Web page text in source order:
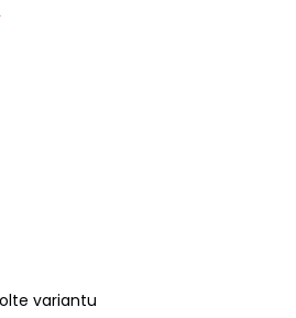
variantu